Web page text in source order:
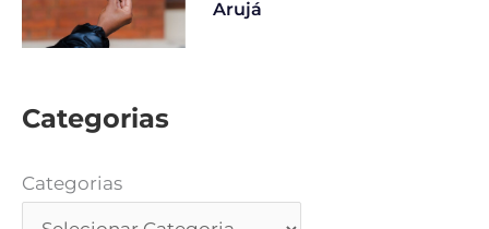
Arujá
Categorias
Categorias